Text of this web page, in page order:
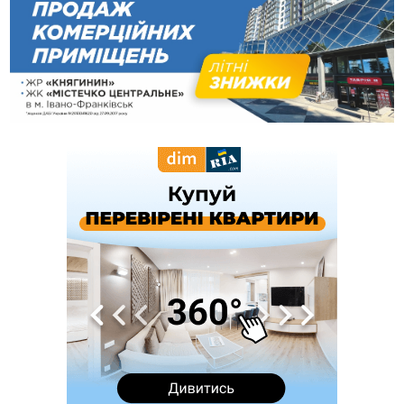
09:39
У Франківську медики провели серію складних операцій
на аорті
Вчора
22:22 ФОТО У Богородчанах на "зебрі" водій Audi наїхав на
хлопчика з велосипедом
Загальна площа всіх книгарень України - трохи більше ніж 6
На "зебрі" у Франківську два мотоциклісти збили жінку
Прикарпаття серед лідерів за будівництвом новобудов і
рекордсмен за зростанням цін на житло
ВІДЕО Де безпечно купатися на Прикарпатті?
У Франківську дружина загиблого воїна створила
організацію «КОД 7'Я», аби підтримувати військових та їхні
сім'ї
У Коломиї на одній з вулиць встановлять комплекс
автоматичної фіксації швидкості
Війна забрала життя трьох воїнів з Прикарпаття
На Закарпатті викрили масштабну схему незаконного
виключення військовозобов’язаних з обліку